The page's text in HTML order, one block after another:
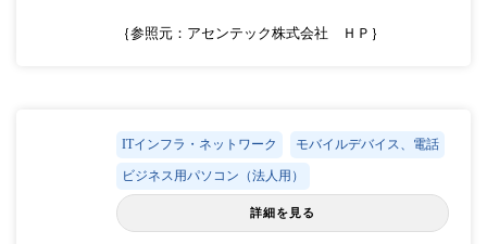
｛参照元：アセンテック株式会社 ＨＰ｝
ITインフラ・ネットワーク モバイルデバイス、電話
ビジネス用パソコン（法人用）
詳細を見る